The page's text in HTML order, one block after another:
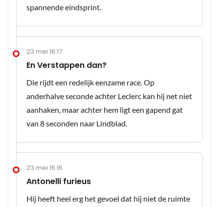
spannende eindsprint.
23 mei 16:17
En Verstappen dan?
Die rijdt een redelijk eenzame race. Op
anderhalve seconde achter Leclerc kan hij net niet
aanhaken, maar achter hem ligt een gapend gat
van 8 seconden naar Lindblad.
23 mei 16:16
Antonelli furieus
Hij heeft heel erg het gevoel dat hij niet de ruimte